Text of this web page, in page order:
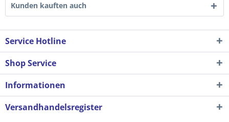
Kunden kauften auch
Service Hotline
Shop Service
Informationen
Versandhandelsregister